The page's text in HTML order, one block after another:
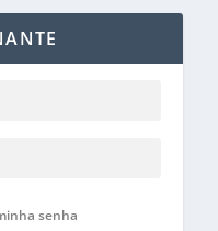
senha